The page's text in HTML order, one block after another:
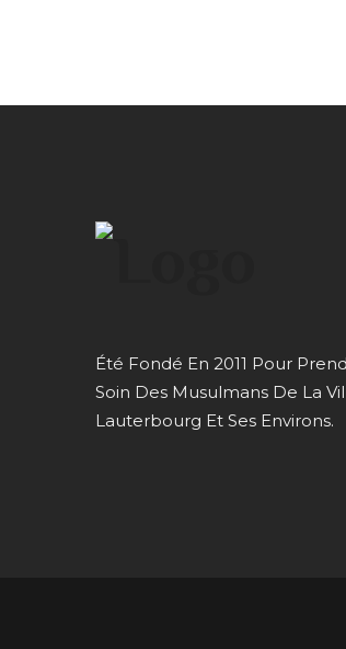
Été Fondé En 2011 Pour
Soin Des Musulmans De La
Lauterbourg Et Ses Environs.